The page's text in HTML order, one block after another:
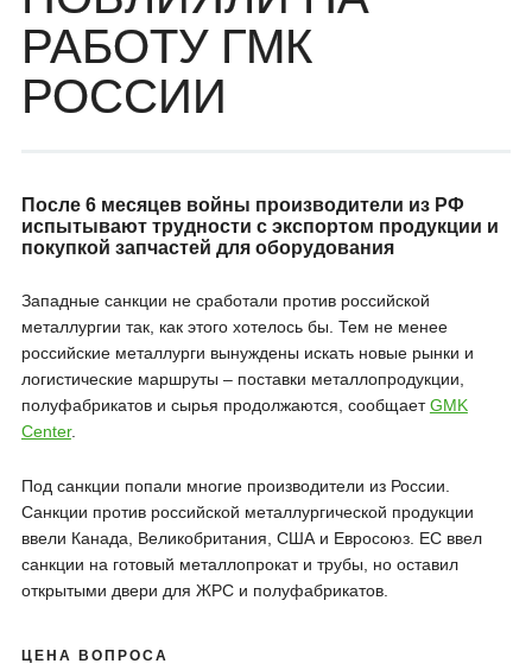
РАБОТУ ГМК
РОССИИ
После 6 месяцев войны производители из РФ
испытывают трудности с экспортом продукции и
покупкой запчастей для оборудования
Западные санкции не сработали против российской
металлургии так, как этого хотелось бы. Тем не менее
российские металлурги вынуждены искать новые рынки и
логистические маршруты – поставки металлопродукции,
полуфабрикатов и сырья продолжаются, сообщаетGMK
Center.
Под санкции попали многие производители из России.
Санкции против российской металлургической продукции
ввели Канада, Великобритания, США и Евросоюз. ЕС ввел
санкции на готовый металлопрокат и трубы, но оставил
открытыми двери для ЖРС и полуфабрикатов.
ЦЕНА ВОПРОСА